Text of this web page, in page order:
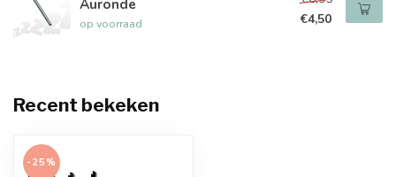
Auronde
op voorraad
€4,50
Recent bekeken
-25%